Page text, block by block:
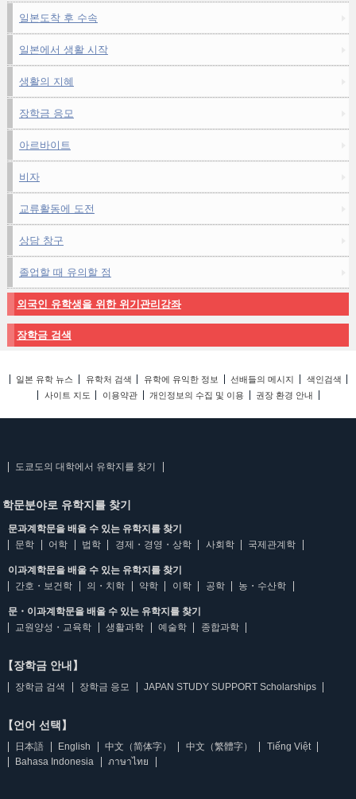
일본도착 후 수속
일본에서 생활 시작
생활의 지혜
장학금 응모
아르바이트
비자
교류활동에 도전
상담 창구
졸업할 때 유의할 점
외국인 유학생을 위한 위기관리강좌
장학금 검색
일본 유학 뉴스 유학처 검색 유학에 유익한 정보 선배들의 메시지
색인검색
사이트 지도
이용약관 개인정보의 수집 및 이용 권장 환경 안내
도쿄도의 대학에서 유학지를 찾기
학문분야로 유학지를 찾기
문과계학문을 배울 수 있는 유학지를 찾기
문학
어학 법학 경제・경영・상학 사회학 국제관계학
이과계학문을 배울 수 있는 유학지를 찾기
간호・보건학
의・치학 약학 이학 공학 농・수산학
문・이과계학문을 배울 수 있는 유학지를 찾기
교원양성・교육학
생활과학 예술학 종합과학
【장학금 안내】
장학금 검색 장학금 응모 JAPAN STUDY SUPPORT Scholarships
【언어 선택】
日本語 English 中文（简体字） 中文（繁體字）
Tiếng Việt
Bahasa Indonesia
ภาษาไทย